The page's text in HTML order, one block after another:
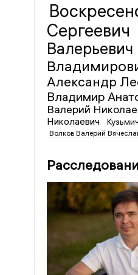
Сергеевич
Валерьевич
Александр
Владимир
Валерий
Николаевич
Волков Валерий